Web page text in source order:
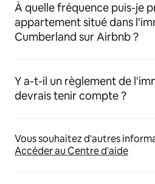
À quelle fréquence puis-je
appartement situé dans
Cumberland sur Airbnb ?
Y a-t-il un règlement de
devrais tenir compte ?
Vous souhaitez d'autres
Accéder au Centre d'aide